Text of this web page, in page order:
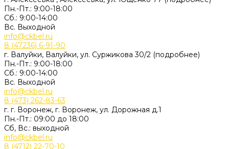
Пн.-Пт.: 9:00-18:00
Сб.: 9:00-14:00
Вс. Выходной
info@ckbel.ru
8 (47236) 6-91-90
г. Валуйки, Валуйки, ул. Суржикова 30/2 (подробнее)
Пн.-Пт.: 9:00-18:00
Сб.: 9:00-14:00
Вс. Выходной
info@ckbel.ru
8 (473) 262-83-63
г. г. Воронеж, г. Воронеж, ул. Дорожная д.1
Пн.-Пт.: 09:00 до 18:00
Сб, Вс.: выходной
info@ckbel.ru
8 (4712) 22-70-10